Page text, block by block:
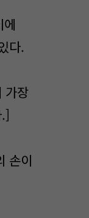
다.
가장
손이